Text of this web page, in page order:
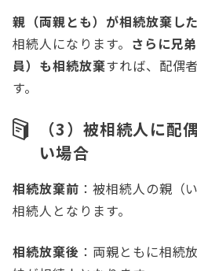
親（両親とも）が相続放棄した
相続人になります。 さらに兄
員）も相続放棄すれば、配偶
す。
（3）被相続人に配
い場合
相続放棄前 ：被相続人の親（
相続人となります。
相続放棄後 ：両親ともに相続